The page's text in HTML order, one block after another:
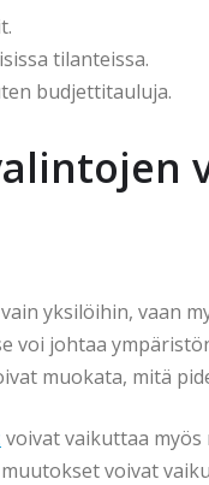
tilanteissa.
budjettitauluja.
yksilöihin, vaan
voi johtaa
muokata, mitä
voivat vaikuttaa
voivat